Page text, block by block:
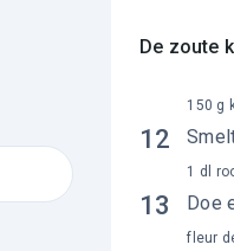
De zoute
12
150 g
13 Doe
1 dl
fleur